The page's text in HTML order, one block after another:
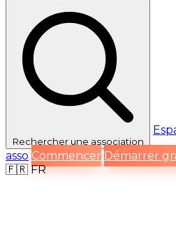
Rechercherune association
asso Commencer Démarrer
🇫🇷 FR